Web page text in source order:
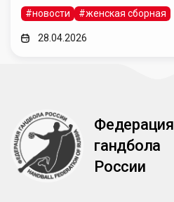
#новости #женская сборная
28.04.2026
Федерация
гандбола
России